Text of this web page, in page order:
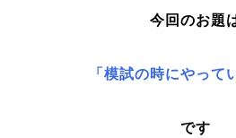
今回のお題
「模試の時にやって
です